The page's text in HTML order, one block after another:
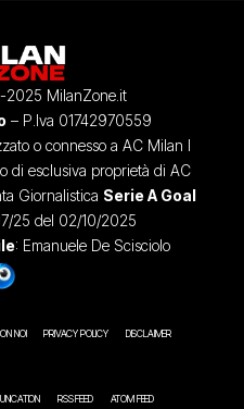
MilanZone.it
– P.Iva 01742970559
o connesso a AC Milan I
di esclusiva proprietà di AC
Giornalistica Serie A Goal
25 del 02/10/2025
: Emanuele De Scisciolo
NOI PRIVACY POLICY DISCLAIMER
RSS FEED ATOM FEED